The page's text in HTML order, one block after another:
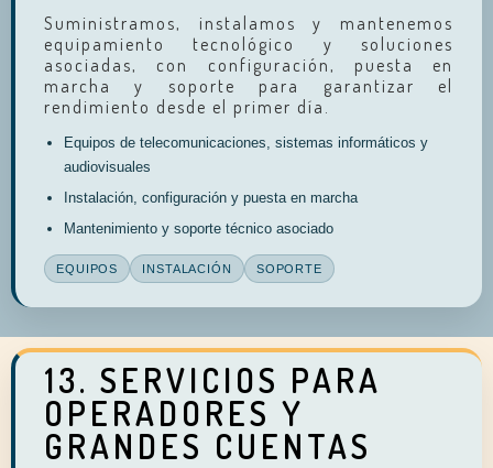
Suministramos, instalamos y mantenemos
equipamiento tecnológico y soluciones
asociadas, con configuración, puesta en
marcha y soporte para garantizar el
rendimiento desde el primer día.
Equipos de telecomunicaciones, sistemas informáticos y
audiovisuales
Instalación, configuración y puesta en marcha
Mantenimiento y soporte técnico asociado
EQUIPOS INSTALACIÓN SOPORTE
13. SERVICIOS PARA
OPERADORES Y
GRANDES CUENTAS